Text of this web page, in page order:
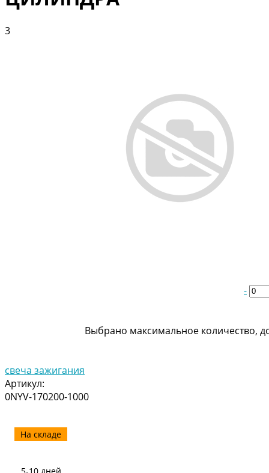
3
-
Выбрано максимальное количество,
свеча зажигания
Артикул:
0NYV-170200-1000
На складе